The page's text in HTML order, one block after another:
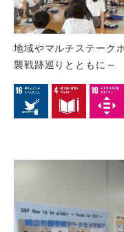
地域やマルチステーク
襲戦跡巡りとともに～